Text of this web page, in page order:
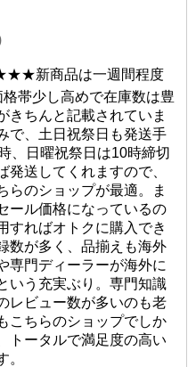
新商品は一週間程度
帯少し高めで在庫数は豊
きちんと記載されていま
で、土日祝祭日も発送手
、日曜祝祭日は10時締切
発送してくれますので、
らのショップが最適。ま
ール価格になっているの
すればオトクに購入でき
数が多く、品揃えも海外
専門ディーラーが海外に
いう充実ぶり。専門知識
レビュー数が多いのも老
こちらのショップでしか
トータルで満足度の高い
。